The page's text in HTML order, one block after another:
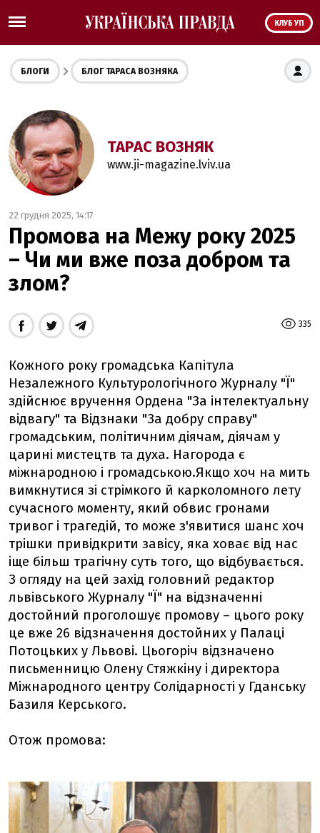
КЛУБ УП
БЛОГИ БЛОГ ТАРАСА ВОЗНЯКА
ТАРАС ВОЗНЯК
www.ji-magazine.lviv.ua
22 грудня 2025, 14:17
Промова на Межу року 2025
– Чи ми вже поза добром та
злом?
335
Кожного року громадська Капітула
Незалежного Культурологічного Журналу "Ї"
здійснює вручення Ордена "За інтелектуальну
відвагу" та Відзнаки "За добру справу"
громадським, політичним діячам, діячам у
царині мистецтв та духа. Нагорода є
міжнародною і громадською.Якщо хоч на мить
вимкнутися зі стрімкого й карколомного лету
сучасного моменту, який обвис гронами
тривог і трагедій, то може з'явитися шанс хоч
трішки привідкрити завісу, яка ховає від нас
іще більш трагічну суть того, що відбувається.
З огляду на цей захід головний редактор
львівського Журналу "Ї" на відзначенні
достойний проголошує промову – цього року
це вже 26 відзначення достойних у Палаці
Потоцьких у Львові. Цьогоріч відзначено
письменницю Олену Стяжкіну і директора
Міжнародного центру Солідарності у Гданську
Базиля Керського.
Отож промова: